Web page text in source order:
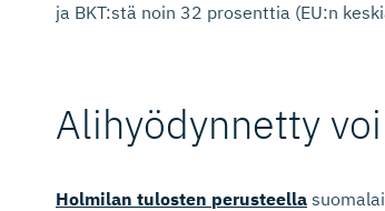
ja BKT:stä noin 32 prosenttia (EU:n
Alihyödynnetty
Holmilan tulosten perusteella